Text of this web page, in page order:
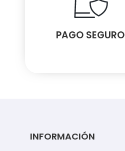
PAGO SEGURO
INFORMACIÓN